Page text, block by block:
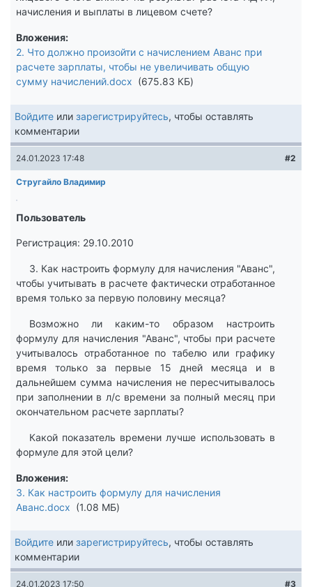
начисления и выплаты в лицевом счете?
Вложения
2. Что должно произойти с начислением Аванс при
расчете зарплаты, чтобы не увеличивать общую
сумму начислений.docx
675.83 КБ
Войдите или зарегистрируйтесь, чтобы оставлять
комментарии
24.01.2023 17:48 #2
Стругайло Владимир
Пользователь
Регистрация: 29.10.2010
3. Как настроить формулу для начисления "Аванс",
чтобы учитывать в расчете фактически отработанное
время только за первую половину месяца?
Возможно ли каким-то образом настроить
формулу для начисления "Аванс", чтобы при расчете
учитывалось отработанное по табелю или графику
время только за первые 15 дней месяца и в
дальнейшем сумма начисления не пересчитывалось
при заполнении в л/с времени за полный месяц при
окончательном расчете зарплаты?
Какой показатель времени лучше использовать в
формуле для этой цели?
Вложения
3. Как настроить формулу для начисления
Аванс.docx
1.08 МБ
Войдите или зарегистрируйтесь, чтобы оставлять
комментарии
24.01.2023 17:50 #3